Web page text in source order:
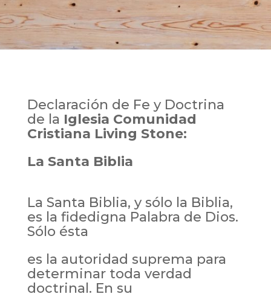
Declaración de Fe y Doctrina
de la Iglesia Comunidad
Cristiana Living Stone:
La Santa Biblia
La Santa Biblia, y sólo la Biblia,
es la fidedigna Palabra de Dios.
Sólo ésta
es la autoridad suprema para
determinar toda verdad
doctrinal. En su